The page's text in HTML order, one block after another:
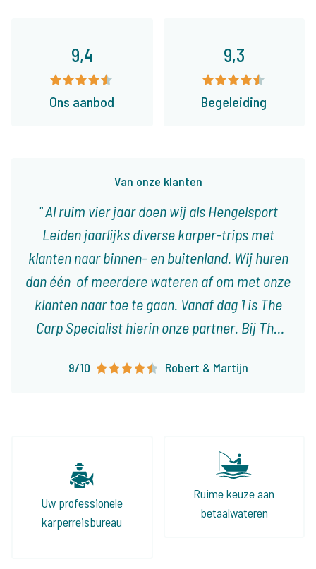
Van onze klanten
Al ruim vier jaar doen wij als Hengelsport
Leiden jaarlijks diverse karper-trips met
klanten naar binnen- en buitenland. Wij huren
dan één of meerdere wateren af om met onze
klanten naar toe te gaan. Vanaf dag 1 is The
Carp Specialist hierin onze partner. Bij The
onaangename verassingen komt te staan en
9/10 Robert & Martijn
9,4
Ons aanbod
9,3
Begeleiding
Uw professionele
karperreisbureau
Ruime keuze aan
betaalwateren